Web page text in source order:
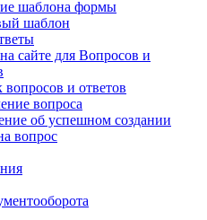
шаблона формы
шаблон
сайте для Вопросов и
и ответов
вопроса
об успешном создании
вопрос